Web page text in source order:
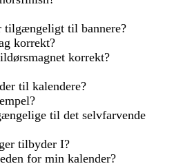
tilgængeligt til bannere?
korrekt?
korrekt?
til kalendere?
til det selvfarvende
tilbyder I?
for min kalender?